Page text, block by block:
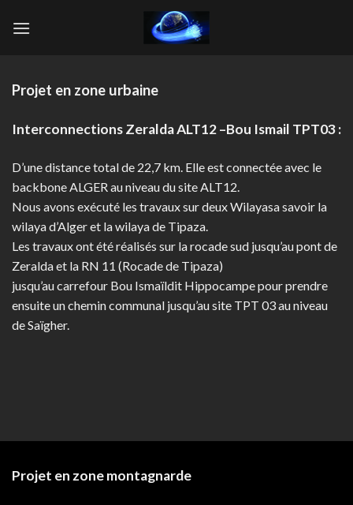
Projet en zone urbaine
Interconnections Zeralda ALT12 –Bou Ismail TPT03 :
D’une distance total de 22,7 km. Elle est connectée avec le
backbone ALGER au niveau du site ALT12.
Nous avons exécuté les travaux sur deux Wilayasa savoir la
wilaya d’Alger et la wilaya de Tipaza.
Les travaux ont été réalisés sur la rocade sud jusqu’au pont de
Zeralda et la RN 11 (Rocade de Tipaza)
jusqu’au carrefour Bou Ismaïldit Hippocampe pour prendre
ensuite un chemin communal jusqu’au site TPT 03 au niveau
de Saïgher.
Projet en zone montagnarde